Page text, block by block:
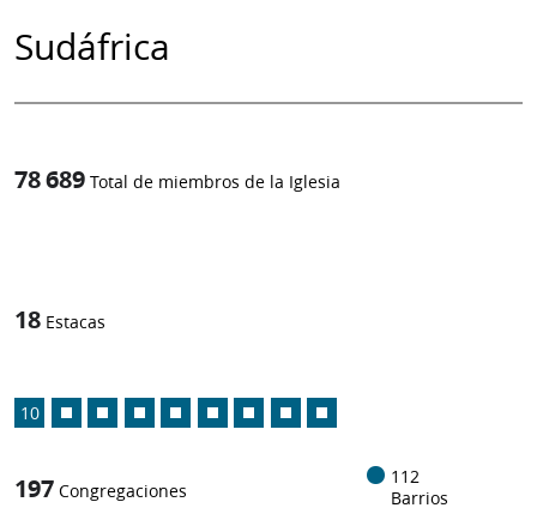
Sudáfrica
78 689 Total de miembros de la Iglesia
18 Estacas
10
197 Congregaciones
112
Barrios